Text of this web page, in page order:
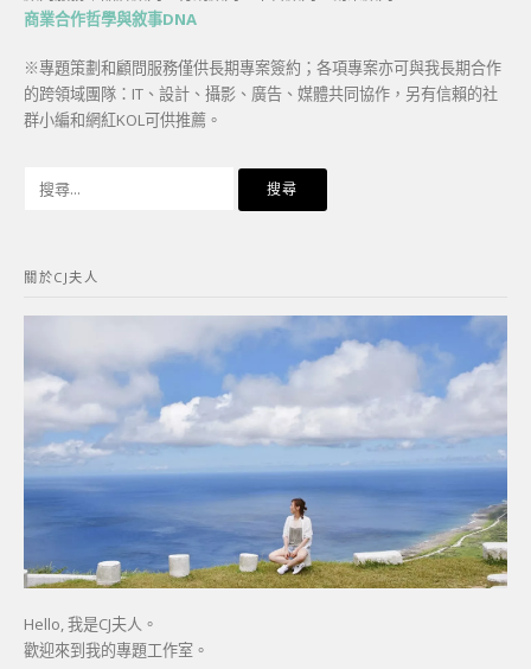
商業合作哲學與敘事DNA
※專題策劃和顧問服務僅供長期專案簽約；各項專案亦可與我長期合作
的跨領域團隊：IT、設計、攝影、廣告、媒體共同協作，另有信賴的社
群小編和網紅KOL可供推薦。
字:
關於CJ夫人
Hello, 我是CJ夫人。
歡迎來到我的專題工作室。